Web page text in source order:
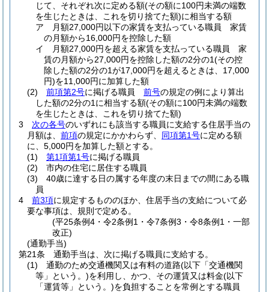
じて、それぞれ次に定める額(その額に100円未満の端数
を生じたときは、これを切り捨てた額)に相当する額
ア
月額27,000円以下の家賃を支払っている職員 家賃
の月額から16,000円を控除した額
イ
月額27,000円を超える家賃を支払っている職員 家
賃の月額から27,000円を控除した額の2分の1(その控
除した額の2分の1が17,000円を超えるときは、17,000
円)を11,000円に加算した額
(2)
前項第2号に掲げる職員 前号の規定の例により算出
した額の2分の1に相当する額(その額に100円未満の端数
を生じたときは、これを切り捨てた額)
3
次の各号のいずれにも該当する職員に支給する住居手当の
月額は、 前項の規定にかかわらず、 同項第1号に定める額
に、5,000円を加算した額とする。
(1)
第1項第1号に掲げる職員
(2)
市内の住宅に居住する職員
(3)
40歳に達する日の属する年度の末日までの間にある職
員
4
前3項に規定するもののほか、住居手当の支給について必
要な事項は、規則で定める。
(平25条例4・令2条例1・令7条例3・令8条例1・一部
改正)
(通勤手当)
第21条
通勤手当は、次に掲げる職員に支給する。
(1)
通勤のため交通機関又は有料の道路(以下「交通機関
等」という。)を利用し、かつ、その運賃又は料金(以下
「運賃等」という。)を負担することを常例とする職員